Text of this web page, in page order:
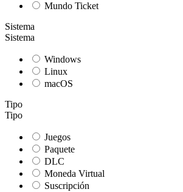
Mundo Ticket
Sistema
Sistema
Windows
Linux
macOS
Tipo
Tipo
Juegos
Paquete
DLC
Moneda Virtual
Suscripción